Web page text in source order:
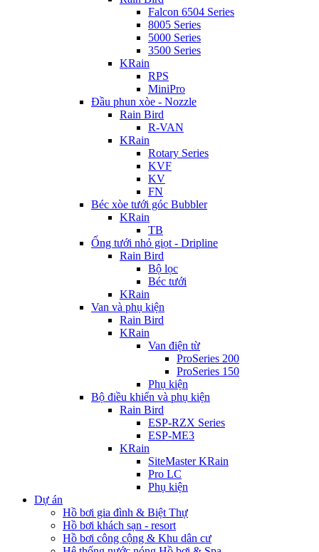
Falcon 6504 Series
8005 Series
5000 Series
3500 Series
KRain
RPS
MiniPro
Đầu phun xòe - Nozzle
Rain Bird
R-VAN
KRain
Rotary Series
KVF
KV
FN
Béc xòe tưới góc Bubbler
KRain
TB
Ống tưới nhỏ giọt - Dripline
Rain Bird
Bộ lọc
Béc tưới
KRain
Van và phụ kiện
Rain Bird
KRain
Van điện từ
ProSeries 200
ProSeries 150
Phụ kiện
Bộ điều khiển và phụ kiện
Rain Bird
ESP-RZX Series
ESP-ME3
KRain
SiteMaster KRain
Pro LC
Phụ kiện
Dự án
Hồ bơi gia đình & Biệt Thự
Hồ bơi khách sạn - resort
Hồ bơi công cộng & Khu dân cư